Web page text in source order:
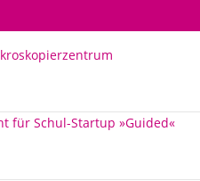
für Schul-Startup »Guided«